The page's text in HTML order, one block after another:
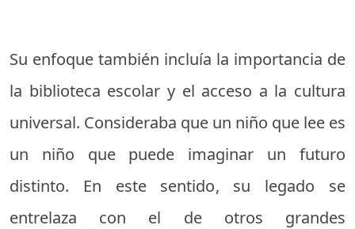
Su enfoque también incluía la importancia de
la biblioteca escolar y el acceso a la cultura
universal. Consideraba que un niño que lee es
un niño que puede imaginar un futuro
distinto. En este sentido, su legado se
entrelaza con el de otros grandes